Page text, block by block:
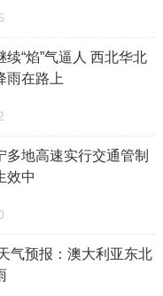
续“焰”气逼人 西北华北
雨在路上
多地高速实行交通管制
效中
气预报：澳大利亚东北